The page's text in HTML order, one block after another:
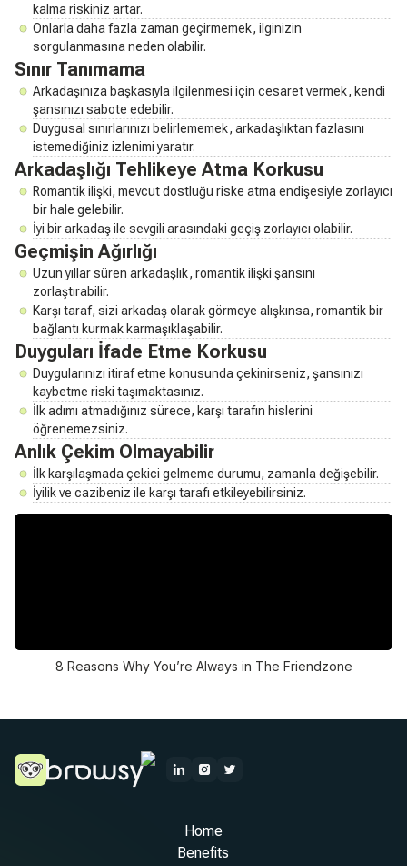
kalma riskiniz artar.
Onlarla daha fazla zaman geçirmemek, ilginizin
sorgulanmasına neden olabilir.
Sınır Tanımama
Arkadaşınıza başkasıyla ilgilenmesi için cesaret vermek, kendi
şansınızı sabote edebilir.
Duygusal sınırlarınızı belirlememek, arkadaşlıktan fazlasını
istemediğiniz izlenimi yaratır.
Arkadaşlığı Tehlikeye Atma Korkusu
Romantik ilişki, mevcut dostluğu riske atma endişesiyle zorlayıcı
bir hale gelebilir.
İyi bir arkadaş ile sevgili arasındaki geçiş zorlayıcı olabilir.
Geçmişin Ağırlığı
Uzun yıllar süren arkadaşlık, romantik ilişki şansını
zorlaştırabilir.
Karşı taraf, sizi arkadaş olarak görmeye alışkınsa, romantik bir
bağlantı kurmak karmaşıklaşabilir.
Duyguları İfade Etme Korkusu
Duygularınızı itiraf etme konusunda çekinirseniz, şansınızı
kaybetme riski taşımaktasınız.
İlk adımı atmadığınız sürece, karşı tarafın hislerini
öğrenemezsiniz.
Anlık Çekim Olmayabilir
İlk karşılaşmada çekici gelmeme durumu, zamanla değişebilir.
İyilik ve cazibeniz ile karşı tarafı etkileyebilirsiniz.
8 Reasons Why You’re Always in The Friendzone
Home
Benefits